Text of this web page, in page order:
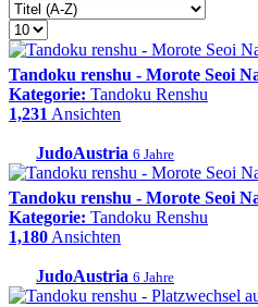
Tandoku renshu - Morote Seoi
Kategorie: Tandoku Renshu
1,231Ansichten
JudoAustria 6 Jahre
Tandoku renshu - Morote Seoi
Kategorie: Tandoku Renshu
1,180Ansichten
JudoAustria 6 Jahre